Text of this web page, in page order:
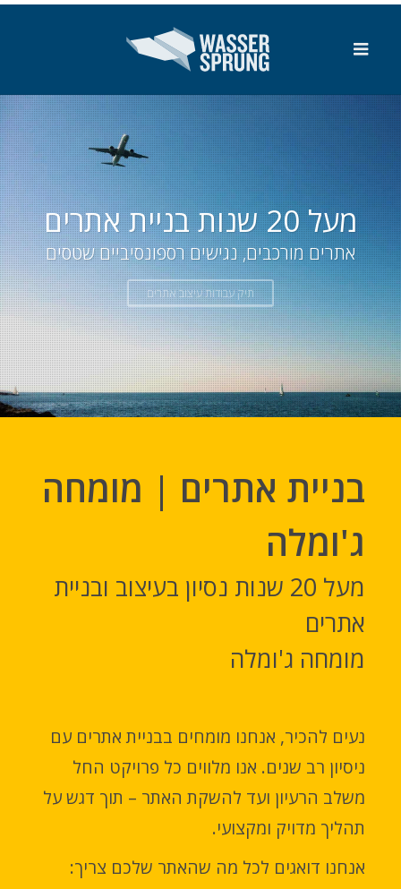
מקצוענות ללא פשרות
תכנון, עיצוב, תכנות וחשיבה שיווקית מפתיעה -
בראש אחד
נעים להכיר
בניית אתרים | מומחה
ג'ומלה
מעל 20 שנות נסיון בעיצוב ובניית
אתרים
מומחה ג'ומלה
נעים להכיר, אנחנו מומחים בבניית אתרים עם
ניסיון רב שנים. אנו מלווים כל פרויקט החל
משלב הרעיון ועד להשקת האתר – תוך דגש על
תהליך מדויק ומקצועי.
אנחנו דואגים לכל מה שהאתר שלכם צריך: